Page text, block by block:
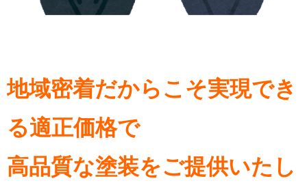
地域密着だからこそ実現でき
る適正価格で
高品質な塗装をご提供いたし